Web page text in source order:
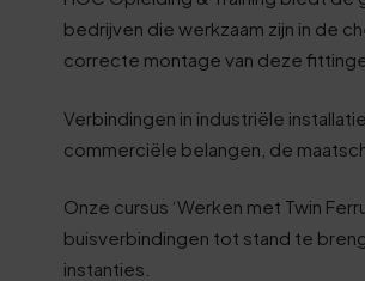
bedrijven die werkzaam zijn in de
correcte montage van deze
Verbindingen in industriële
commerciële belangen, de
Onze cursus ‘Werken met Twin
buisverbindingen tot stand te
instanties.
2
3
3
8
3
8